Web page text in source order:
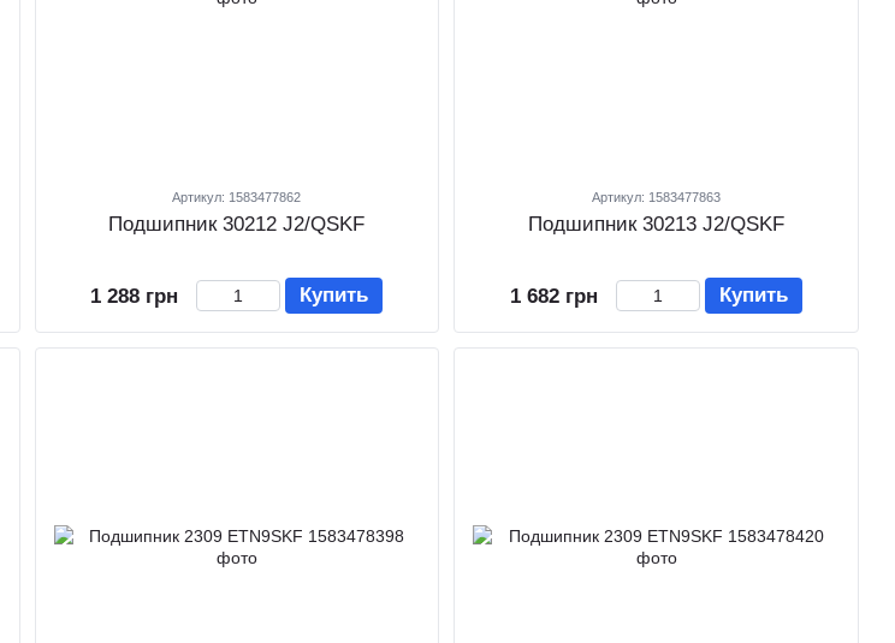
Артикул: 1583477862
Подшипник 30212 J2/QSKF
1 288 грн Купить
Артикул: 1583477863
Подшипник 30213 J2/QSKF
1 682 грн Купить